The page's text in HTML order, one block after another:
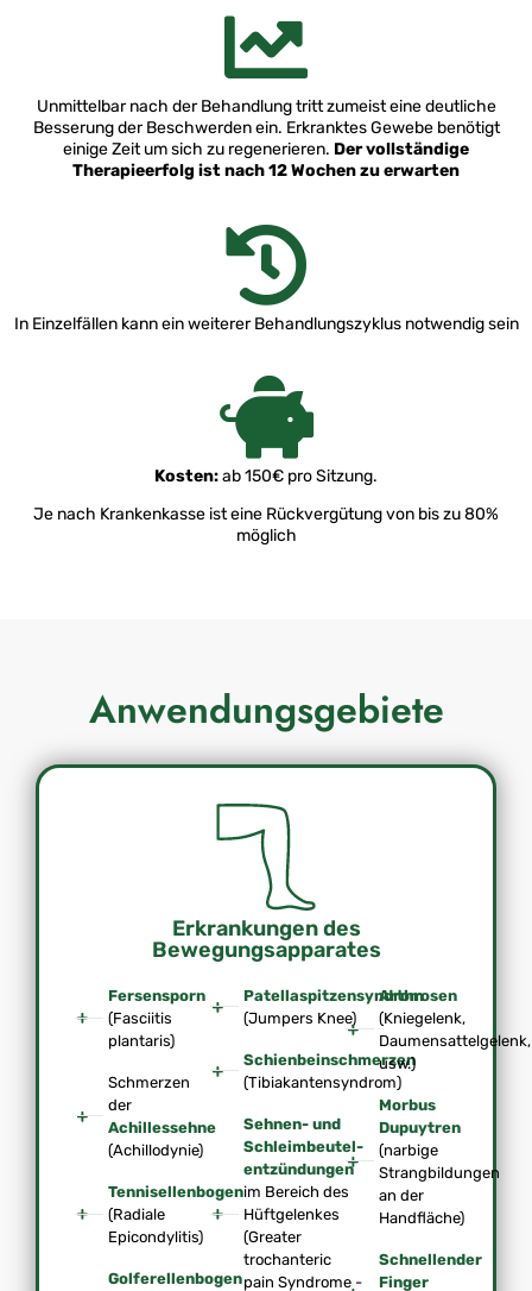
Unmittelbar nach der Behandlung tritt zumeist eine deutliche
Besserung der Beschwerden ein. Erkranktes Gewebe benötigt
einige Zeit um sich zu regenerieren. Der vollständige
Therapieerfolg ist nach 12 Wochen zu erwarten
In Einzelfällen kann ein weiterer Behandlungszyklus notwendig sein
Kosten:ab 150€ pro Sitzung.
Je nach Krankenkasse ist eine Rückvergütung von bis zu 80%
möglich
Anwendungsgebiete
Erkrankungen des
Bewegungsapparates
Fersensporn
(Fasciitis
plantaris)
Schmerzen
der
Achillessehne
(Achillodynie)
Tennisellenbogen
(Radiale
Epicondylitis)
Golferellenbogen
Patellaspitzensyndrom
(Jumpers Knee)
Schienbeinschmerzen
(Tibiakantensyndrom)
Sehnen- und
Schleimbeutel-
entzündungen
im Bereich des
Hüftgelenkes
(Greater
trochanteric
pain Syndrome -
Arthrosen
(Kniegelenk,
Daumensattelgelenk,
usw.)
Morbus
Dupuytren
(narbige
Strangbildungen
an der
Handfläche)
Schnellender
Finger